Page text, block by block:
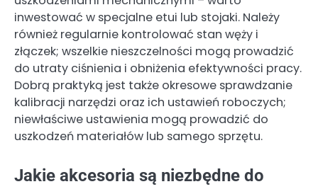
inwestować w specjalne etui lub stojaki. Należy
również regularnie kontrolować stan węży i
złączek; wszelkie nieszczelności mogą prowadzić
do utraty ciśnienia i obniżenia efektywności pracy.
Dobrą praktyką jest także okresowe sprawdzanie
kalibracji narzędzi oraz ich ustawień roboczych;
niewłaściwe ustawienia mogą prowadzić do
uszkodzeń materiałów lub samego sprzętu.
Jakie akcesoria są niezbędne do